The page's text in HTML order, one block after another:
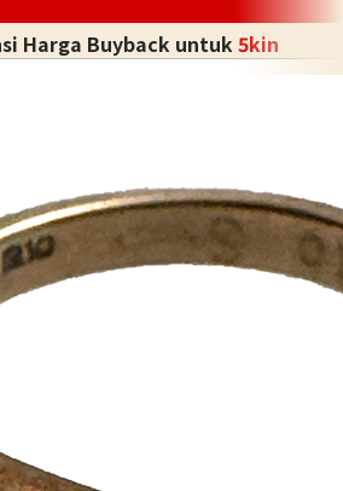
Harga Buyback untuk5kin